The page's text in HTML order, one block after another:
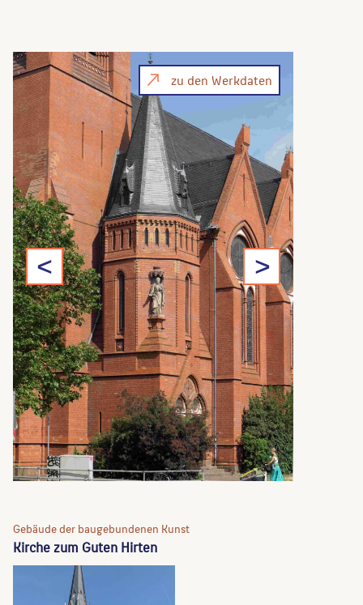
< >
zu den Werkdaten
Gebäude der baugebundenen Kunst
Kirche zum Guten Hirten